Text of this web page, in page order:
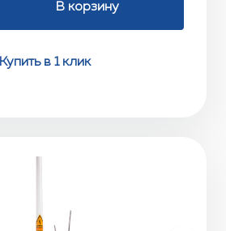
В корзину
Купить в 1 клик